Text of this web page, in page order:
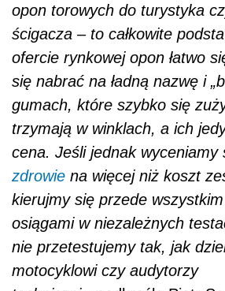
opon torowych do turystyka
ścigacza – to całkowite
ofercie rynkowej opon łatwo
się nabrać na ładną nazwę i
gumach, które szybko się
trzymają w winklach, a ich
cena. Jeśli jednak wyceniamy
zdrowie na więcej niż koszt
kierujmy się przede
osiągami w niezależnych
nie przetestujemy tak, jak
motocyklowi czy audytorzy